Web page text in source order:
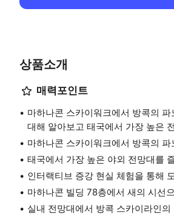
상품소개
매력포인트
마하나콘 스카이워크에서 방콕의
대해 알아보고 태국에서 가장 높은
마하나콘 스카이워크에서 방콕의
태국에서 가장 높은 야외 전망대를
인터랙티브 증강 현실 체험을 통해
마하나콘 빌딩 78층에서 새의 시선
실내 전망대에서 방콕 스카이라인